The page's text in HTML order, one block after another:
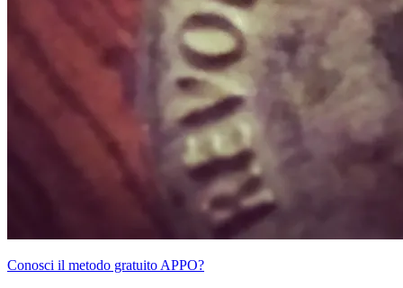
Conosci il metodo gratuito APPO?